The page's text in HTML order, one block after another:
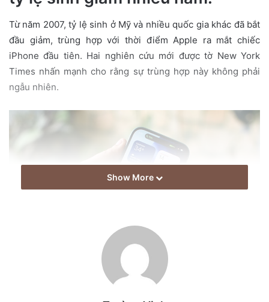
m
a
Từ năm 2007, tỷ lệ sinh ở Mỹ và nhiều quốc gia khác đã bắt
đầu giảm, trùng hợp với thời điểm Apple ra mắt chiếc
iPhone đầu tiên. Hai nghiên cứu mới được tờ New York
Times nhấn mạnh cho rằng sự trùng hợp này không phải
ngẫu nhiên.
Show More